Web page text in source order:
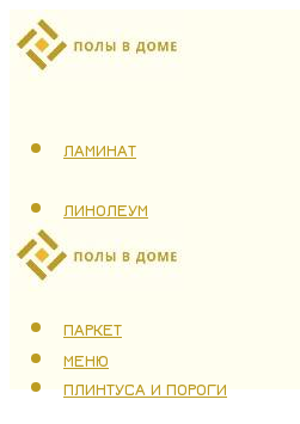
ЛАМИНАТ
ЛИНОЛЕУМ
ТЕПЛЫЙ ПОЛ
ПАРКЕТ
ПЛИНТУСА И ПОРОГИ
МЕНЮ